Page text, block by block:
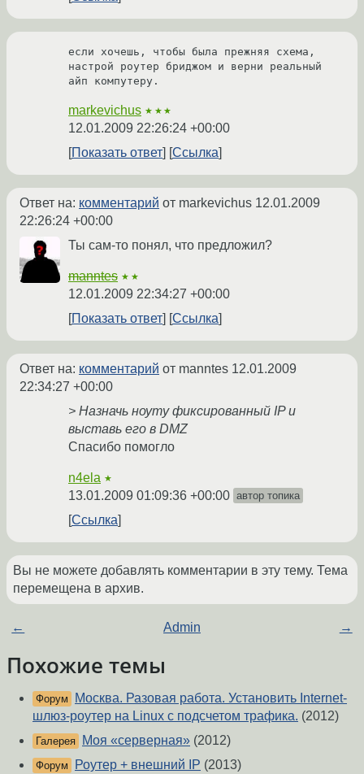
если хочешь, чтобы была прежняя схема,
настрой роутер бриджом и верни реальный
айп компутеру.
markevichus ★★★
12.01.2009 22:26:24 +00:00
Показать ответ
Ссылка
Ответ на: комментарий от markevichus 12.01.2009
22:26:24 +00:00
Ты сам-то понял, что предложил?
manntes ★★
12.01.2009 22:34:27 +00:00
Показать ответ
Ссылка
Ответ на: комментарий от manntes 12.01.2009
22:34:27 +00:00
> Назначь ноуту фиксированный IP и
выставь его в DMZ
Спасибо помогло
n4ela ★
13.01.2009 01:09:36 +00:00 автор топика
Ссылка
Вы не можете добавлять комментарии в эту тему. Тема
перемещена в архив.
← Admin →
Похожие темы
Форум
Москва. Разовая работа. Установить Internet-
шлюз-роутер на Linux с подсчетом трафика. (2012)
Галерея Моя «серверная» (2012)
Форум Роутер + внешний IP (2013)